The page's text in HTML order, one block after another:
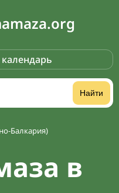
Найти
Балкария)
в